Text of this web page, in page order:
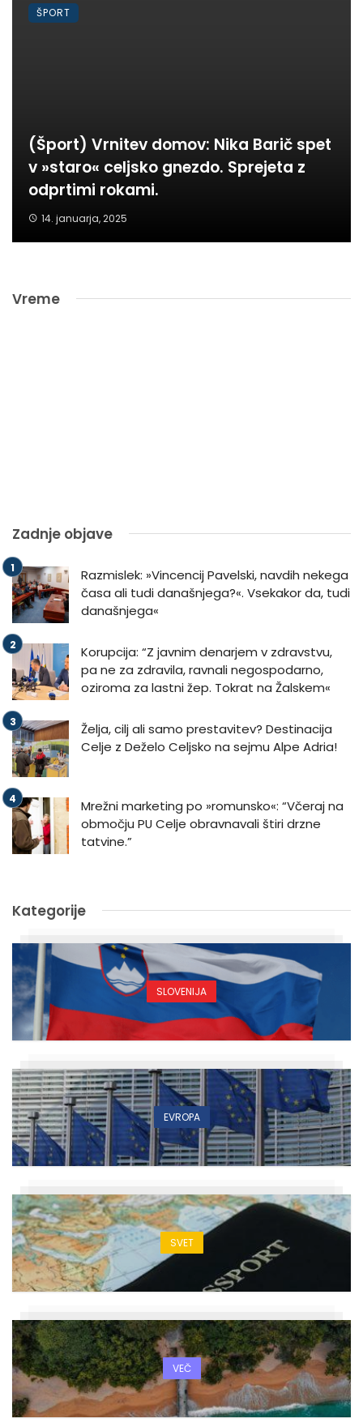
(Šport) Vrnitev domov: Nika Barič spet
v »staro« celjsko gnezdo. Sprejeta z
odprtimi rokami.
14. januarja, 2025
ŠPORT
Vreme
Zadnje objave
Razmislek: »Vincencij Pavelski, navdih nekega
časa ali tudi današnjega?«. Vsekakor da, tudi
današnjega«
Korupcija: “Z javnim denarjem v zdravstvu,
pa ne za zdravila, ravnali negospodarno,
oziroma za lastni žep. Tokrat na Žalskem«
Želja, cilj ali samo prestavitev? Destinacija
Celje z Deželo Celjsko na sejmu Alpe Adria!
Mrežni marketing po »romunsko«: “Včeraj na
območju PU Celje obravnavali štiri drzne
tatvine.”
Kategorije
SLOVENIJA
EVROPA
SVET
VEČ